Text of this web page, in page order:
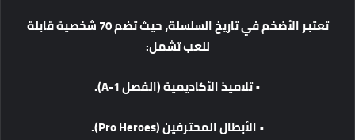
تعتبرالأضخمفيتاريخالسلسلة،حيثتضم70 شخصيةقابلة
للعبتشمل:
•تلاميذالأكاديمية(الفصل
•الأبطالالمحترفين(Pro Heroes).